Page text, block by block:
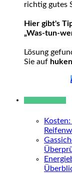
richtig gutes
Hier gibt's
„Was-tun-
Lösung
Sie auf